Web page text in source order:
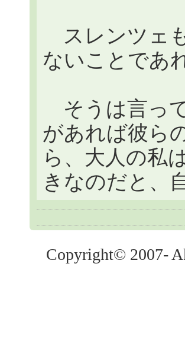
スレンツェ
ないことであ
そうは言っ
があれば彼ら
ら、大人の私
きなのだと、
Copyright© 2007-